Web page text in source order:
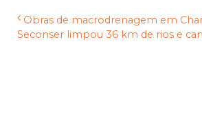
Obras de macrodrenagem em
Seconser limpou 36 km de rios e